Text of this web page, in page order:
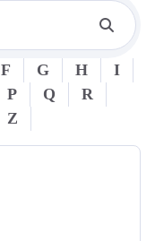
F G H
I
P Q
R
Z